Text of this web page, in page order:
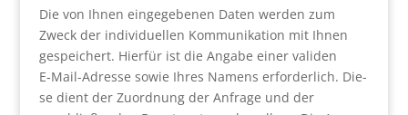
Die von Ihnen ein­ge­ge­be­nen Daten wer­den zum
Zweck der indi­vi­du­el­len Kom­mu­ni­ka­ti­on mit Ihnen
gespei­chert. Hier­für ist die Anga­be einer vali­den
E‑Mail-Adres­se sowie Ihres Namens erfor­der­lich. Die­
se dient der Zuord­nung der Anfra­ge und der